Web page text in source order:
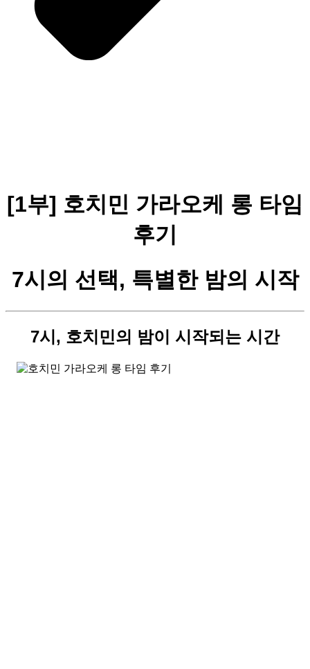
[1부] 호치민 가라오케 롱 타임
후기
7시의 선택, 특별한 밤의 시작
7시, 호치민의 밤이 시작되는 시간